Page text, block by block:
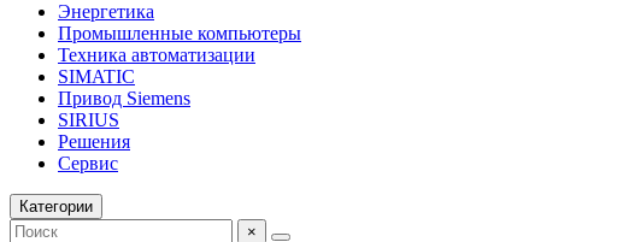
Энергетика
Промышленные компьютеры
Техника автоматизации
SIMATIC
Привод Siemens
SIRIUS
Решения
Сервис
Категории
×